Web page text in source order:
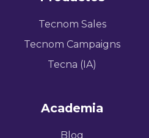
Tecnom Sales
Tecnom Campaigns
Tecna (IA)
Academia
Blog